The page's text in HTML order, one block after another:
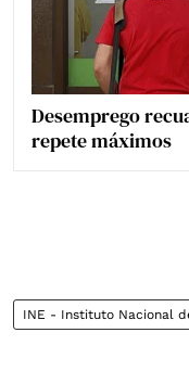
Desemprego
repete máximos
INE - Instituto Nacional